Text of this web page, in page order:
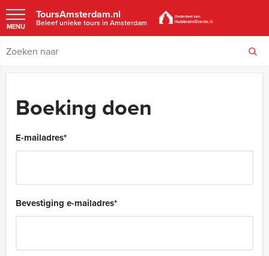
ToursAmsterdam.nl
Beleef unieke tours in Amsterdam
MENU
Boeking doen
E-mailadres*
Bevestiging e-mailadres*